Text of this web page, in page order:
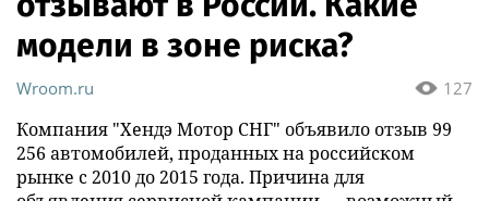
модели в зоне риска?
127
Wroom.ru
Компания "Хендэ Мотор СНГ" объявило отзыв 99
256 автомобилей, проданных на российском
рынке с 2010 до 2015 года. Причина для